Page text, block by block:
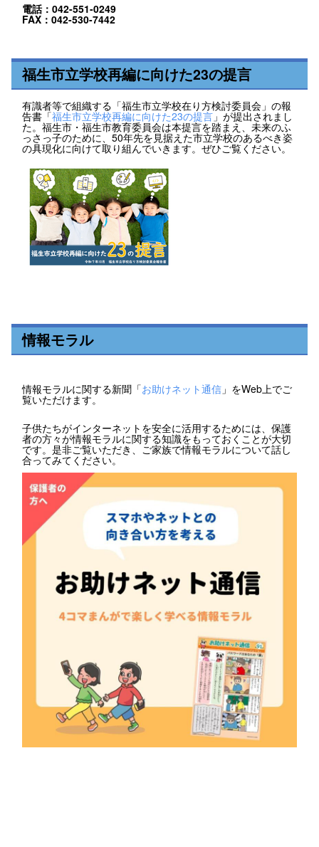
電話：042-551-0249
FAX：042-530-7442
福生市立学校再編に向けた23の提言
有識者等で組織する「福生市立学校在り方検討委員会」の報
告書「福生市立学校再編に向けた23の提言」が提出されまし
た。福生市・福生市教育委員会は本提言を踏まえ、未来のふ
っさっ子のために、50年先を見据えた市立学校のあるべき姿
の具現化に向けて取り組んでいきます。ぜひご覧ください。
情報モラル
情報モラルに関する新聞「お助けネット通信 」をWeb上でご
覧いただけます。
子供たちがインターネットを安全に活用するためには、保護
者の方々が情報モラルに関する知識をもっておくことが大切
です。是非ご覧いただき、ご家族で情報モラルについて話し
合ってみてください。